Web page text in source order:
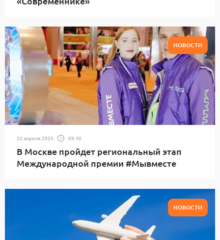
НОВОСТИ
22 апреля 2025 09:30
В Москве пройдет региональный этап
Международной премии #Мывместе
НОВОСТИ